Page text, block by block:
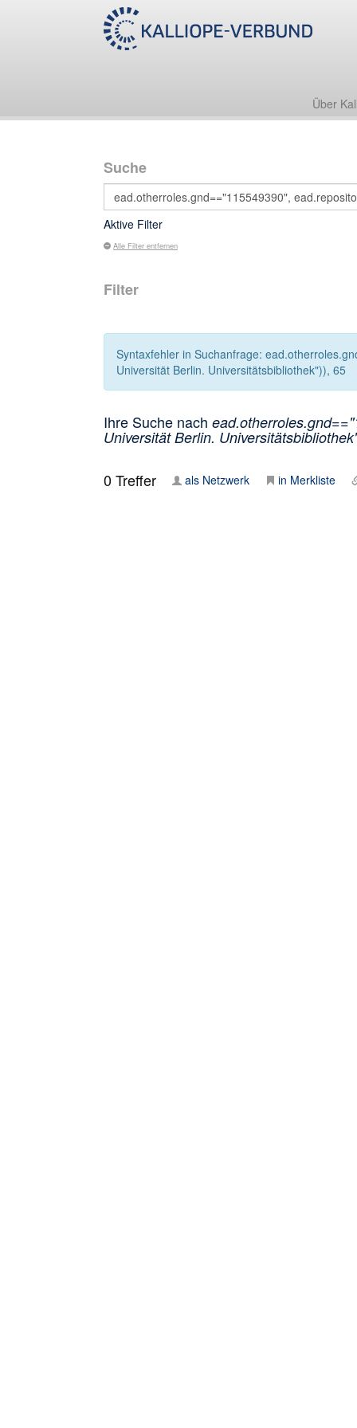
Über
Suche
Aktive Filter
Alle Filter entfernen
Filter
Syntaxfehler in Suchanfrage:
Universität Berlin. Universitätsbibliothek")), 65
Ihre Suche nach
Universität Berlin.
0Treffer als Netzwerk in Merkliste